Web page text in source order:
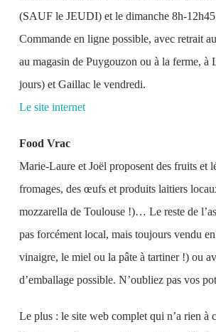
(SAUF le JEUDI) et le dimanche 8h-12h45
Commande en ligne possible, avec retrait
au magasin de Puygouzon ou à la ferme, à
jours) et Gaillac le vendredi.
Le site internet
Food Vrac
Marie-Laure et Joël proposent des fruits et
fromages, des œufs et produits laitiers
mozzarella de Toulouse !)… Le reste de
pas forcément local, mais toujours vendu
vinaigre, le miel ou la pâte à tartiner !) ou
d’emballage possible. N’oubliez pas vos
Le plus : le site web complet qui n’a rien à